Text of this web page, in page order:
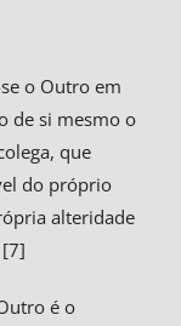
se o Outro em
de si mesmo o
que
do próprio
alteridade
é o